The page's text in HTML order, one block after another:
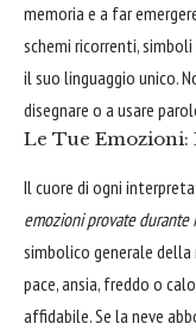
memoria e a far
schemi ricorrenti,
il suo linguaggio unico.
disegnare o a usare
Le Tue Emozioni:
Il cuore di ogni
emozioni provate durante
simbolico generale della
pace, ansia, freddo o
affidabile. Se la neve